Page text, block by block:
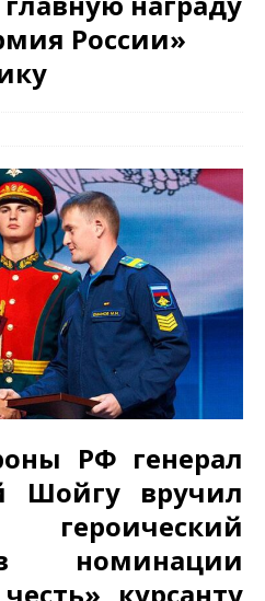
России»
РФ генерал
Шойгу вручил
номинации